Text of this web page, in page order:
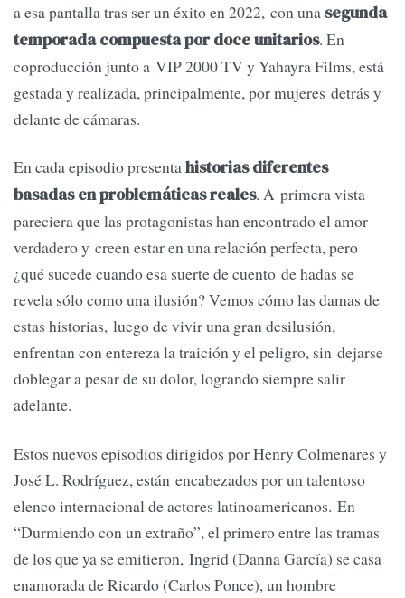
a esa pantalla tras ser un éxito en 2022, con una segunda
temporada compuesta por doce unitarios. En
coproducción junto a VIP 2000 TV y Yahayra Films, está
gestada y realizada, principalmente, por mujeres detrás y
delante de cámaras.
En cada episodio presentahistorias diferentes
basadas en problemáticas reales. A primera vista
pareciera que las protagonistas han encontrado el amor
verdadero y creen estar en una relación perfecta, pero
¿qué sucede cuando esa suerte de cuento de hadas se
revela sólo como una ilusión? Vemos cómo las damas de
estas historias, luego de vivir una gran desilusión,
enfrentan con entereza la traición y el peligro, sin dejarse
doblegar a pesar de su dolor, logrando siempre salir
adelante.
Estos nuevos episodios dirigidos por Henry Colmenares y
José L. Rodríguez, están encabezados por un talentoso
elenco internacional de actores latinoamericanos. En
“Durmiendo con un extraño”, el primero entre las tramas
de los que ya se emitieron, Ingrid (Danna García) se casa
enamorada de Ricardo (Carlos Ponce), un hombre